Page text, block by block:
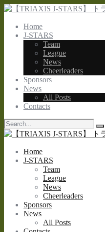
Home
J-STARS
Team
League
News
Cheerleaders
Sponsors
News
All Posts
Contacts
Home
J-STARS
Team
League
News
Cheerleaders
Sponsors
News
All Posts